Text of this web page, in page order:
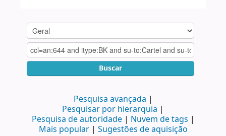
Buscar
Pesquisa avançada
Pesquisar por hierarquia
Pesquisa de autoridade
Nuvem de tags
Mais popular
Sugestões de aquisição